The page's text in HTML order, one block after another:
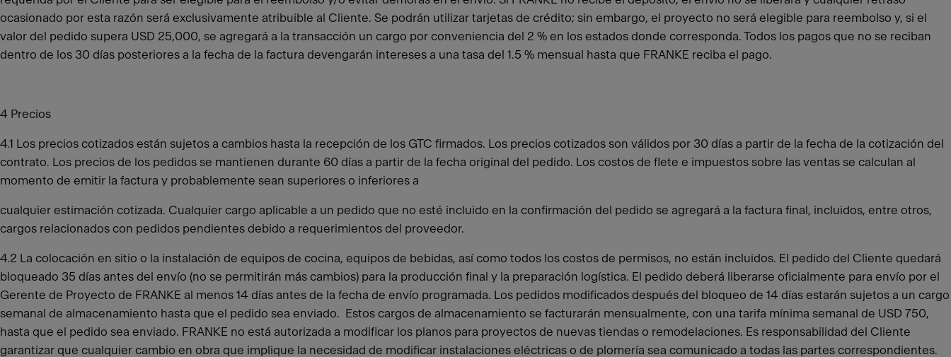
ocasionado por esta razón será exclusivamente atribuible al Cliente. Se podrán utilizar tarjetas de crédito; sin embargo, el proyecto no será elegible para reembolso y, si el
valor del pedido supera USD 25,000, se agregará a la transacción un cargo por conveniencia del 2 % en los estados donde corresponda. Todos los pagos que no se reciban
dentro de los 30 días posteriores a la fecha de la factura devengarán intereses a una tasa del 1.5 % mensual hasta que FRANKE reciba el pago.
4 Precios
4.1 Los precios cotizados están sujetos a cambios hasta la recepción de los GTC firmados. Los precios cotizados son válidos por 30 días a partir de la fecha de la cotización del
contrato. Los precios de los pedidos se mantienen durante 60 días a partir de la fecha original del pedido. Los costos de flete e impuestos sobre las ventas se calculan al
momento de emitir la factura y probablemente sean superiores o inferiores a
cualquier estimación cotizada. Cualquier cargo aplicable a un pedido que no esté incluido en la confirmación del pedido se agregará a la factura final, incluidos, entre otros,
cargos relacionados con pedidos pendientes debido a requerimientos del proveedor.
4.2 La colocación en sitio o la instalación de equipos de cocina, equipos de bebidas, así como todos los costos de permisos, no están incluidos. El pedido del Cliente quedará
bloqueado 35 días antes del envío (no se permitirán más cambios) para la producción final y la preparación logística. El pedido deberá liberarse oficialmente para envío por el
Gerente de Proyecto de FRANKE al menos 14 días antes de la fecha de envío programada. Los pedidos modificados después del bloqueo de 14 días estarán sujetos a un cargo
semanal de almacenamiento hasta que el pedido sea enviado. Estos cargos de almacenamiento se facturarán mensualmente, con una tarifa mínima semanal de USD 750,
hasta que el pedido sea enviado. FRANKE no está autorizada a modificar los planos para proyectos de nuevas tiendas o remodelaciones. Es responsabilidad del Cliente
garantizar que cualquier cambio en obra que implique la necesidad de modificar instalaciones eléctricas o de plomería sea comunicado a todas las partes correspondientes.